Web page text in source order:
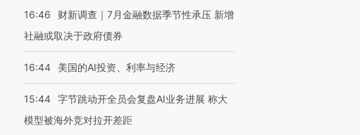
16:46
财新调查｜7月金融数据季节性承压 新增
社融或取决于政府债券
16:44 美国的AI投资、利率与经济
15:44 字节跳动开全员会复盘AI业务进展 称大
模型被海外竞对拉开差距